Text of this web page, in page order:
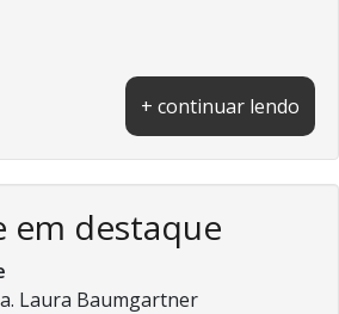
+ continuar lendo
em destaque
Laura Baumgartner